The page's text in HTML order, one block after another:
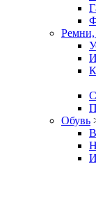
Ремни,
Обувь